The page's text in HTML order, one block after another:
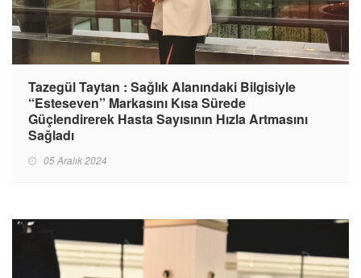
Tazegül Taytan : Sağlık Alanındaki Bilgisiyle
“Esteseven” Markasını Kısa Sürede
Güçlendirerek Hasta Sayısının Hızla Artmasını
Sağladı
05 Aralık 2024